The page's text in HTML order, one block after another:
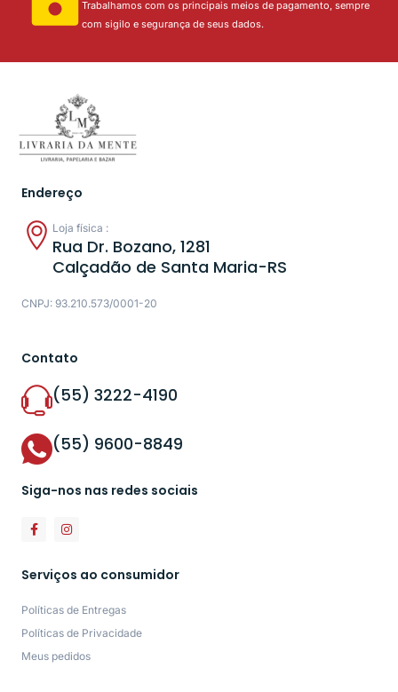
Trabalhamos com os principais meios de pagamento, sempre
com sigilo e segurança de seus dados.
Endereço
Loja física :
Rua Dr. Bozano, 1281
Calçadão de Santa Maria-RS
CNPJ: 93.210.573/0001-20
Contato
(55) 3222-4190
(55) 9600-8849
Siga-nos nas redes sociais
Serviços ao consumidor
Políticas de Entregas
Políticas de Privacidade
Meus pedidos